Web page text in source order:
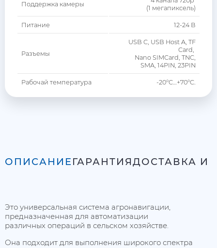
Поддержка камеры
(1 мегапиксель)
Питание 12-24 В
Разъемы
USB C, USB Host A, TF
Card,
Nano SIMCard, TNC,
SMA, 14PIN, 23PIN
Рабочай температура -20°C…+70°C.
ОПИСАНИЕ ГАРАНТИЯДОСТАВКА И
Это универсальная система агронавигации,
предназначенная для автоматизации
различных операций в сельском хозяйстве.
Она подходит для выполнения широкого спектра